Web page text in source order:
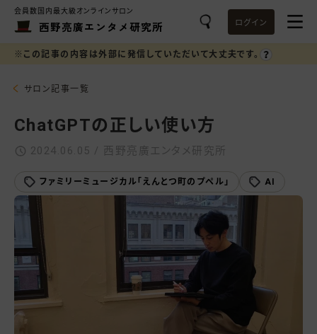
会員数国内最大級オンラインサロン
西野亮廣エンタメ研究所 ログイン
※この記事の内容は外部に発信していただいて大丈夫です。
サロン記事一覧
ChatGPTの正しい使い方
2024.06.05 / 西野亮廣エンタメ研究所
ファミリーミュージカル「えんとつ町のプペル」 AI